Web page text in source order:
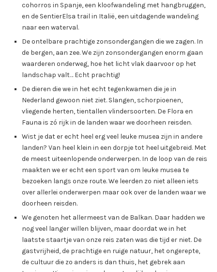
cohorros in Spanje, een kloofwandeling met hangbruggen,
en de SentierElsa trail in Italië, een uitdagende wandeling
naar een waterval.
De ontelbare prachtige zonsondergangen die we zagen. In
de bergen, aan zee. We zijn zonsondergangen enorm gaan
waarderen onderweg, hoe het licht vlak daarvoor op het
landschap valt… Echt prachtig!
De dieren die we in het echt tegenkwamen die je in
Nederland gewoon niet ziet. Slangen, schorpioenen,
vliegende herten, tientallen vlindersoorten. De Flora en
Fauna is zó rijk in de landen waar we doorheen reisden.
Wist je dat er echt heel erg veel leuke musea zijn in andere
landen? Van heel klein in een dorpje tot heel uitgebreid. Met
de meest uiteenlopende onderwerpen. In de loop van de reis
maakten we er echt een sport van om leuke musea te
bezoeken langs onze route. We leerden zo niet alleen iets
over allerlei onderwerpen maar ook over de landen waar we
doorheen reisden.
We genoten het allermeest van de Balkan. Daar hadden we
nog veel langer willen blijven, maar doordat we in het
laatste staartje van onze reis zaten was die tijd er niet. De
gastvrijheid, de prachtige en ruige natuur, het ongerepte,
de cultuur die zo anders is dan thuis, het gebrek aan